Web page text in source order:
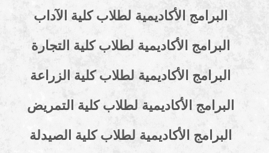
البرامج الأكاديمية لطلاب كلية الآداب
الأكاديمية لطلاب كلية التجارة
الأكاديمية لطلاب كلية الزراعة
الأكاديمية لطلاب كلية التمريض
الأكاديمية لطلاب كلية الصيدلة